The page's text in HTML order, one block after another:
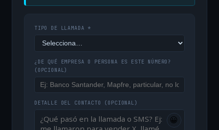
TIPO DE LLAMADA *
¿DE QUÉ EMPRESA O PERSONA ES ESTE NÚMERO?
(OPCIONAL)
DETALLE DEL CONTACTO (OPCIONAL)
😀